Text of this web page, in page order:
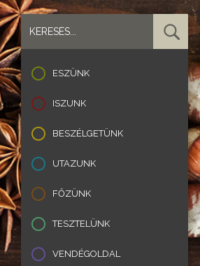
ESZÜNK
ISZUNK
BESZÉLGETÜNK
UTAZUNK
FŐZÜNK
TESZTELÜNK
VENDÉGOLDAL